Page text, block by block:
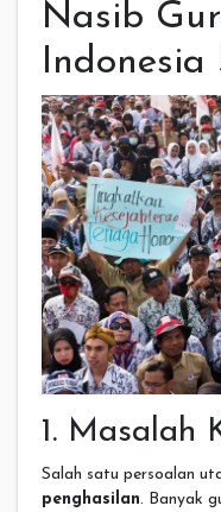
Nasib
Indonesia
1. Masalah
Salah satu persoalan
penghasilan. Banyak